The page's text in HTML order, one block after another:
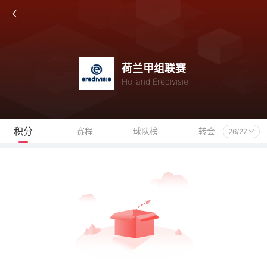
荷兰甲组联赛
Holland Eredivisie
积分 赛程 球队榜 转会 26/27